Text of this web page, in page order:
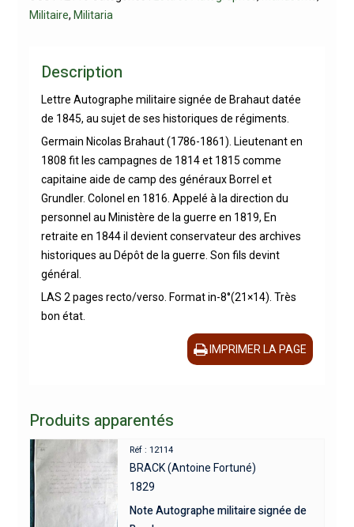
Militaire, Militaria
Description
Lettre Autographe militaire signée de Brahaut datée
de 1845, au sujet de ses historiques de régiments.
Germain Nicolas Brahaut (1786-1861). Lieutenant en
1808 fit les campagnes de 1814 et 1815 comme
capitaine aide de camp des généraux Borrel et
Grundler. Colonel en 1816. Appelé à la direction du
personnel au Ministère de la guerre en 1819, En
retraite en 1844 il devient conservateur des archives
historiques au Dépôt de la guerre. Son fils devint
général.
LAS 2 pages recto/verso. Format in-8°(21×14). Très
bon état.
IMPRIMER LA PAGE
Produits apparentés
Réf : 12114
BRACK (Antoine Fortuné)
1829
Note Autographe militaire signée de